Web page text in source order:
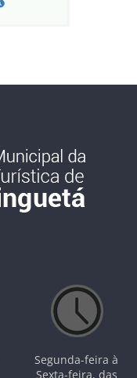
Segunda-feira à
Sexta-feira, das